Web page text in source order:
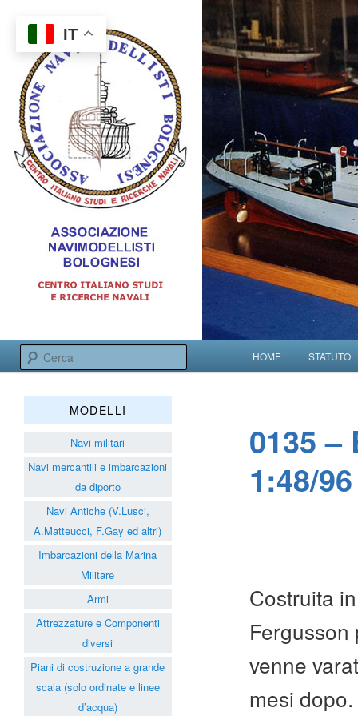
Associazione
Centro italiano studi e ricerche navali
Menu principale
VAI AL
VAI AL
HOME STATUTO
0135 –
1:48/96
Costruita
Fergusson
venne
mesi
MODELLI
Navi militari
Navi mercantili e imbarcazioni
da diporto
Navi Antiche (V.Lusci,
A.Matteucci, F.Gay ed altri)
Imbarcazioni della Marina
Militare
Armi
Attrezzature e Componenti
diversi
Piani di costruzione a grande
scala (solo ordinate e linee
d’acqua)
IT